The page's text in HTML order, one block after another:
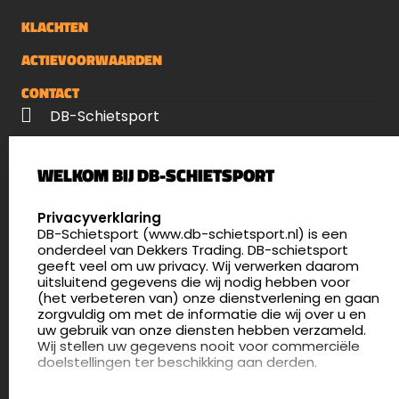
KLACHTEN
ACTIEVOORWAARDEN
CONTACT
DB-Schietsport
5411 LX Zeeland
4.8
172 beoordelingen
info@db-schietsport.nl
Openingstijden
Dinsdag en donderdag: 13:00 - 17:00 én 18:00 - 21:00
uur
WELKOM BIJ DB-SCHIETSPORT
SELECT LANGUAGE
Privacyverklaring
DB-Schietsport (www.db-schietsport.nl) is een
onderdeel van Dekkers Trading. DB-schietsport
geeft veel om uw privacy. Wij verwerken daarom
uitsluitend gegevens die wij nodig hebben voor
(het verbeteren van) onze dienstverlening en gaan
zorgvuldig om met de informatie die wij over u en
uw gebruik van onze diensten hebben verzameld.
Wij stellen uw gegevens nooit voor commerciële
doelstellingen ter beschikking aan derden.